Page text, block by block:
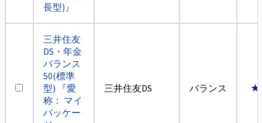
長型)』
三井住友
DS・年金
バランス
50(標準
型) 『愛
称： マイ
パッケー
三井住友DS バランス